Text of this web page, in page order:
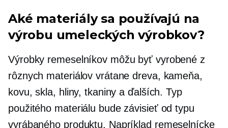
Aké materiály sa používajú na
výrobu umeleckých výrobkov?
Výrobky remeselníkov môžu byť vyrobené z
rôznych materiálov vrátane dreva, kameňa,
kovu, skla, hliny, tkaniny a ďalších. Typ
použitého materiálu bude závisieť od typu
vyrábaného produktu. Napríklad remeselnícke